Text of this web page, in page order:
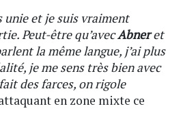
unie et je suis vraiment
Peut-être qu’avecAbneret
la même langue, j’ai plus
je me sens très bien avec
des farces, on rigole
en zone mixte ce